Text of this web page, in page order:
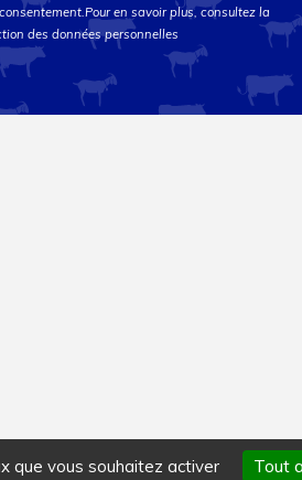
en savoir plus, consultez la
des données personnelles
que vous souhaitez activer Tout